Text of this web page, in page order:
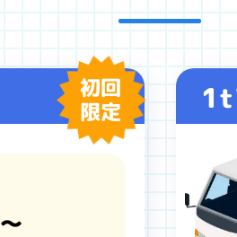
初回
限定
1t